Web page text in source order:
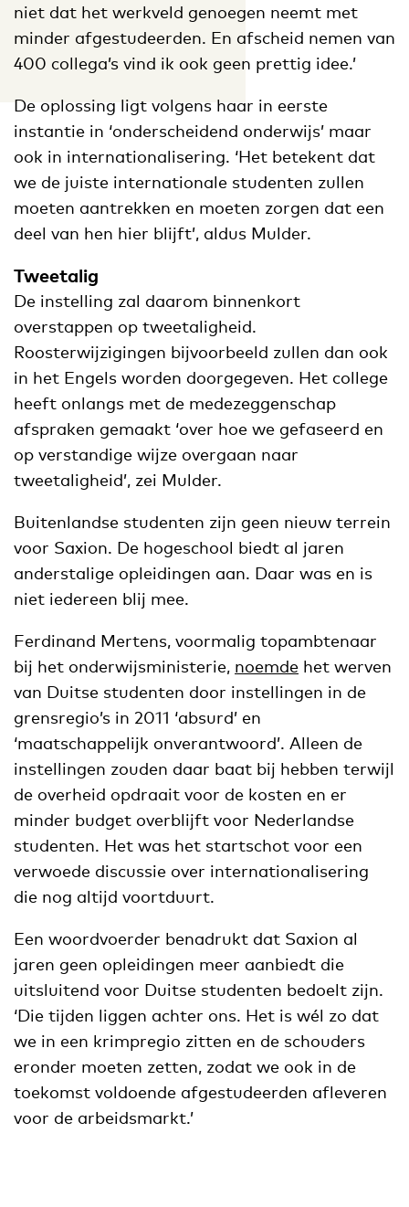
niet dat het werkveld genoegen neemt met
minder afgestudeerden. En afscheid nemen van
400 collega’s vind ik ook geen prettig idee.’
De oplossing ligt volgens haar in eerste
instantie in ‘onderscheidend onderwijs’ maar
ook in internationalisering. ‘Het betekent dat
we de juiste internationale studenten zullen
moeten aantrekken en moeten zorgen dat een
deel van hen hier blijft’, aldus Mulder.
Tweetalig
De instelling zal daarom binnenkort
overstappen op tweetaligheid.
Roosterwijzigingen bijvoorbeeld zullen dan ook
in het Engels worden doorgegeven. Het college
heeft onlangs met de medezeggenschap
afspraken gemaakt ‘over hoe we gefaseerd en
op verstandige wijze overgaan naar
tweetaligheid’, zei Mulder.
Buitenlandse studenten zijn geen nieuw terrein
voor Saxion. De hogeschool biedt al jaren
anderstalige opleidingen aan. Daar was en is
niet iedereen blij mee.
Ferdinand Mertens, voormalig topambtenaar
bij het onderwijsministerie, noemde het werven
van Duitse studenten door instellingen in de
grensregio’s in 2011 ‘absurd’ en
‘maatschappelijk onverantwoord’. Alleen de
instellingen zouden daar baat bij hebben terwijl
de overheid opdraait voor de kosten en er
minder budget overblijft voor Nederlandse
studenten. Het was het startschot voor een
verwoede discussie over internationalisering
die nog altijd voortduurt.
Een woordvoerder benadrukt dat Saxion al
jaren geen opleidingen meer aanbiedt die
uitsluitend voor Duitse studenten bedoelt zijn.
‘Die tijden liggen achter ons. Het is wél zo dat
we in een krimpregio zitten en de schouders
eronder moeten zetten, zodat we ook in de
toekomst voldoende afgestudeerden afleveren
voor de arbeidsmarkt.’